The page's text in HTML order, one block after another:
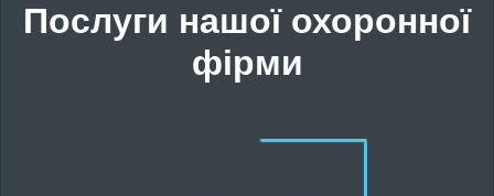
Послуги нашої охоронної
фірми